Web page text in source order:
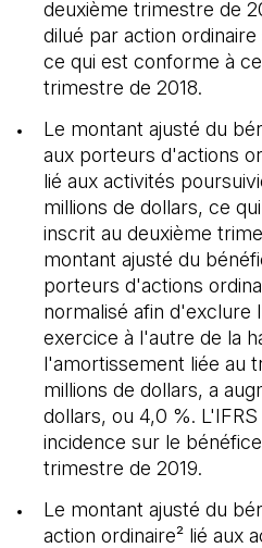
deuxième trimestre de
dilué par action
ce qui est conforme à
trimestre de 2018.
Le montant ajusté du
aux porteurs d'actions
lié aux activités
millions de dollars, ce
inscrit au deuxième
montant ajusté du
porteurs d'actions
normalisé afin d'exclure
exercice à l'autre de la
l'amortissement liée au
millions de dollars, a
dollars, ou 4,0 %.
incidence sur le
trimestre de 2019.
Le montant ajusté du
action ordinaire² lié aux